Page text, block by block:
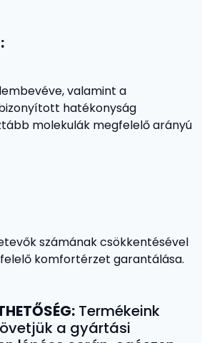
valamint a
hatékonyság
molekulák megfelelő arányú
számának csökkentésével
komfortérzet garantálása.
Termékeink
a gyártási